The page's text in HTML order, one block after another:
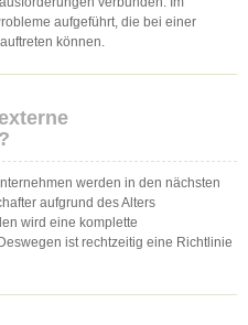
aufgeführt, die bei einer
können.
werden in den nächsten
aufgrund des Alters
wird eine komplette
ist rechtzeitig eine Richtlinie